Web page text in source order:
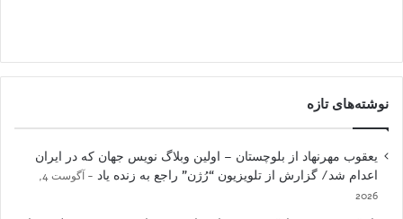
نوشته‌های تازه
یعقوب مهرنهاد از بلوچستان – اولین وبلاگ نویس جهان که در ایران
اعدام شد/ گزارش از تلویزیون “رُژن” راجع به زنده یاد
آگوست 4,
2026